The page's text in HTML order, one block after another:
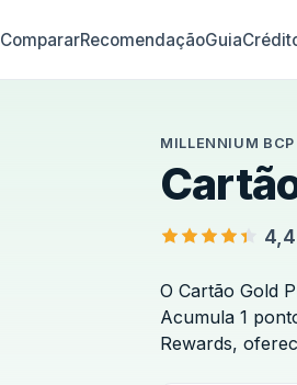
CompararRecomendaçãoGuia
MILLENNIUM BCP
4,4
O Cartão Gold
Acumula 1
Rewards,